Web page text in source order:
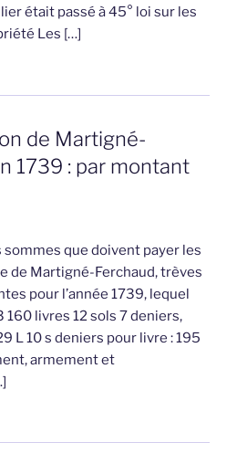
était passé à 45° loi sur les
Les […]
de Martigné-
1739 : par montant
que doivent payer les
de Martigné-Ferchaud, trèves
pour l’année 1739, lequel
160 livres 12 sols 7 deniers,
L 10 s deniers pour livre : 195
armement et